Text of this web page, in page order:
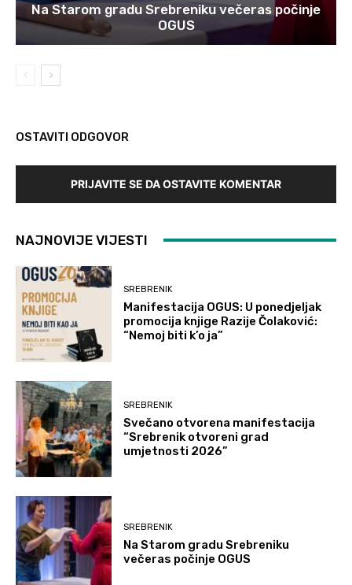
Na Starom gradu Srebreniku večeras počinje
OGUS
OSTAVITI ODGOVOR
PRIJAVITE SE DA OSTAVITE KOMENTAR
NAJNOVIJE VIJESTI
SREBRENIK
Manifestacija OGUS: U ponedjeljak
promocija knjige Razije Čolaković:
“Nemoj biti k’o ja”
SREBRENIK
Svečano otvorena manifestacija
“Srebrenik otvoreni grad
umjetnosti 2026”
SREBRENIK
Na Starom gradu Srebreniku
večeras počinje OGUS